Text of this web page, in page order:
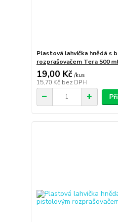
Plastová lahvička hnědá s
rozprašovačem Tera 500 ml
19,00 Kč /kus
15,70 Kč bez DPH